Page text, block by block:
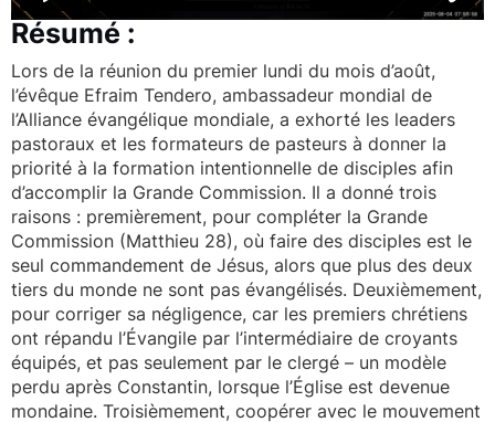
Résumé :
Lors de la réunion du premier lundi du mois d’août,
l’évêque Efraim Tendero, ambassadeur mondial de
l’Alliance évangélique mondiale, a exhorté les leaders
pastoraux et les formateurs de pasteurs à donner la
priorité à la formation intentionnelle de disciples afin
d’accomplir la Grande Commission. Il a donné trois
raisons : premièrement, pour compléter la Grande
Commission (Matthieu 28), où faire des disciples est le
seul commandement de Jésus, alors que plus des deux
tiers du monde ne sont pas évangélisés. Deuxièmement,
pour corriger sa négligence, car les premiers chrétiens
ont répandu l’Évangile par l’intermédiaire de croyants
équipés, et pas seulement par le clergé – un modèle
perdu après Constantin, lorsque l’Église est devenue
mondaine. Troisièmement, coopérer avec le mouvement